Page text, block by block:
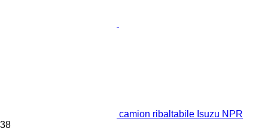
camion ribaltabile Isuzu NPR
38